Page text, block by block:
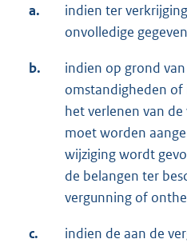
a.
indien ter
onvolledige
b.
indien op grond
omstandigheden
het verlenen van
moet worden
wijziging wordt
de belangen ter
vergunning of
c.
indien de aan de